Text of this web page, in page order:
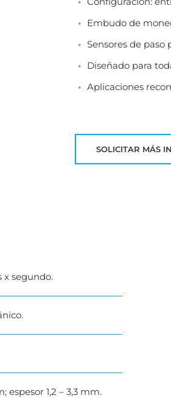
Embudo de
Sensores de paso
Diseñado para
Aplicaciones
SOLICITAR MÁS
x segundo.
espesor 1,2 – 3,3 mm.